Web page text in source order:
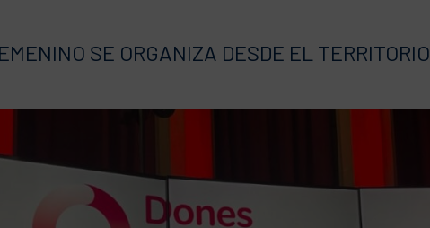
SE ORGANIZA DESDE EL TERRITORIO